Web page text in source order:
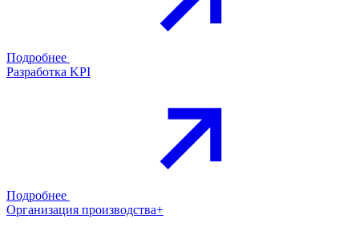
Подробнее
Разработка KPI
Подробнее
Организация производства+